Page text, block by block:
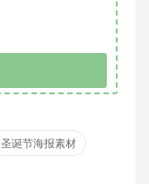
圣诞节海报素材